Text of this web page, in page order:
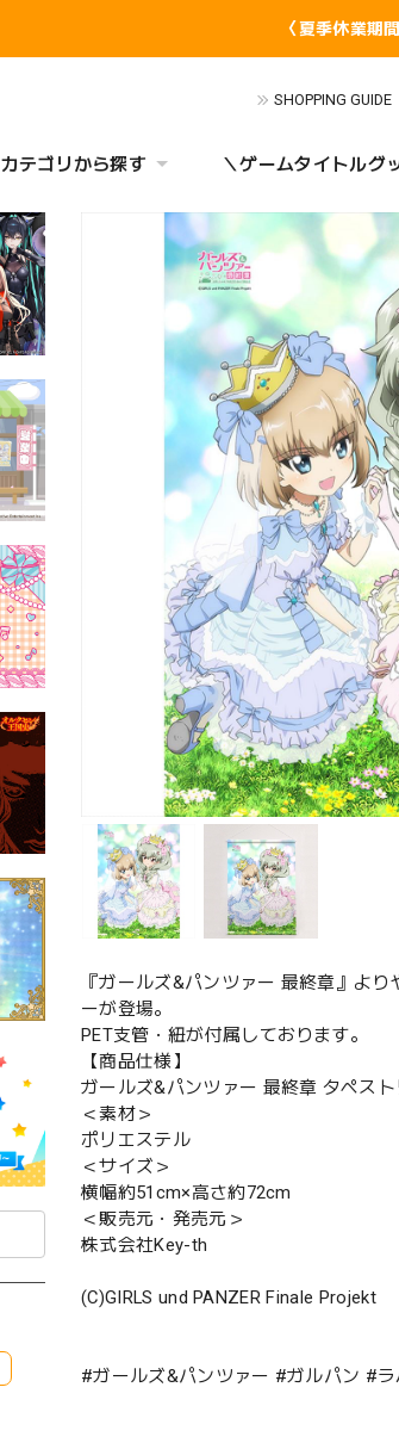
〈夏季休業期
SHOPPING GUIDE
カテゴリから探す ＼ゲームタイトルグ
『ガールズ&パンツァー 最終章』よ
ーが登場。
PET支管・紐が付属しております。
【商品仕様】
ガールズ&パンツァー 最終章 タペス
＜素材＞
ポリエステル
＜サイズ＞
横幅約51cm×高さ約72cm
＜販売元・発売元＞
株式会社Key-th
(C)GIRLS und PANZER Finale Projekt
#ガールズ&パンツァー #ガルパン #